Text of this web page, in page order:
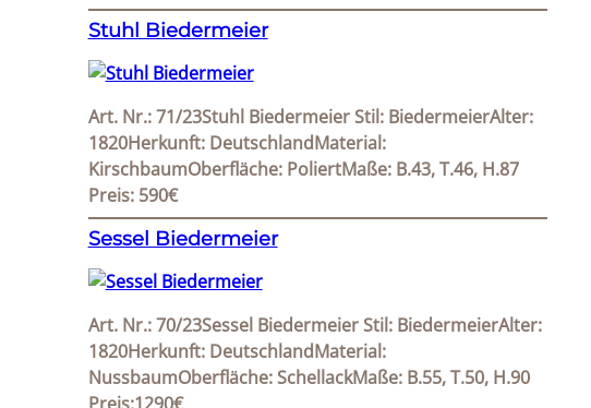
Stuhl Biedermeier
Art. Nr.: 71/23Stuhl Biedermeier Stil: BiedermeierAlter:
1820Herkunft: DeutschlandMaterial:
KirschbaumOberfläche: PoliertMaße: B.43, T.46, H.87
Preis: 590€
Sessel Biedermeier
Art. Nr.: 70/23Sessel Biedermeier Stil: BiedermeierAlter:
1820Herkunft: DeutschlandMaterial:
NussbaumOberfläche: SchellackMaße: B.55, T.50, H.90
Preis:1290€